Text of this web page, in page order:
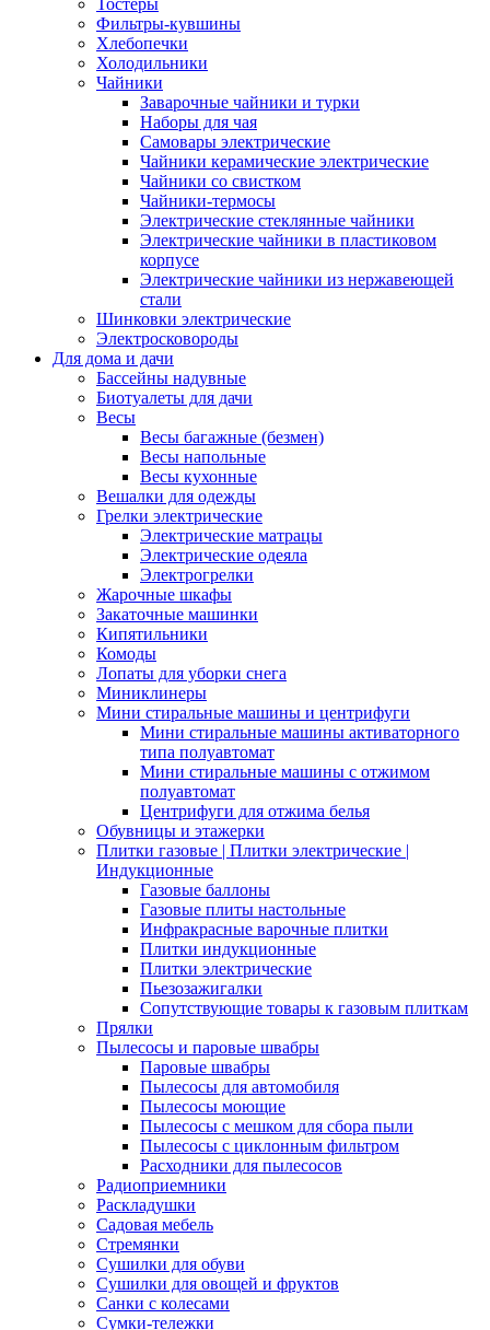
Фильтры-кувшины
Хлебопечки
Холодильники
Чайники
Заварочные чайники и турки
Наборы для чая
Самовары электрические
Чайники керамические электрические
Чайники со свистком
Чайники-термосы
Электрические стеклянные чайники
Электрические чайники в пластиковом
корпусе
Электрические чайники из нержавеющей
стали
Шинковки электрические
Электросковороды
Для дома и дачи
Бассейны надувные
Биотуалеты для дачи
Весы
Весы багажные (безмен)
Весы напольные
Весы кухонные
Вешалки для одежды
Грелки электрические
Электрические матрацы
Электрические одеяла
Электрогрелки
Жарочные шкафы
Закаточные машинки
Кипятильники
Комоды
Лопаты для уборки снега
Миниклинеры
Мини стиральные машины и центрифуги
Мини стиральные машины активаторного
типа полуавтомат
Мини стиральные машины с отжимом
полуавтомат
Центрифуги для отжима белья
Обувницы и этажерки
Плитки газовые | Плитки электрические |
Индукционные
Газовые баллоны
Газовые плиты настольные
Инфракрасные варочные плитки
Плитки индукционные
Плитки электрические
Пьезозажигалки
Сопутствующие товары к газовым плиткам
Прялки
Пылесосы и паровые швабры
Паровые швабры
Пылесосы для автомобиля
Пылесосы моющие
Пылесосы с мешком для сбора пыли
Пылесосы с циклонным фильтром
Расходники для пылесосов
Радиоприемники
Раскладушки
Садовая мебель
Стремянки
Сушилки для обуви
Сушилки для овощей и фруктов
Санки с колесами
Сумки-тележки